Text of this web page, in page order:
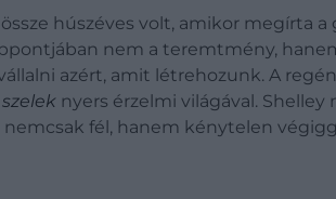
húszéves volt, amikor megírta
nem a teremtmény,
azért, amit létrehozunk. A
nyers érzelmi világával.
nemcsak fél, hanem kénytelen